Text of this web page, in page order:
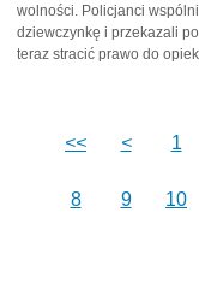
wolności. Policjanci
dziewczynkę i przekazali
teraz stracić prawo do
<< < 1
8 9 10